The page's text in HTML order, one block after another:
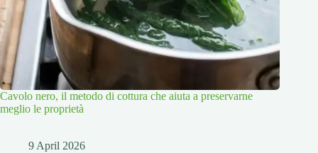
Cavolo nero, il metodo di cottura che aiuta a preservarne
meglio le proprietà
9 April 2026